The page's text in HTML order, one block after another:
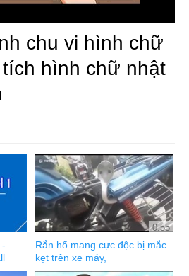
chu vi hình chữ
hình chữ nhật
-
0:55
Rắn hổ mang cực độc bị mắc
kẹt trên xe máy,